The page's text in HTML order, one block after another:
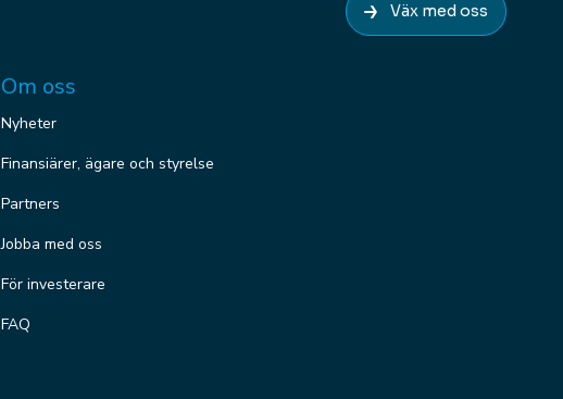
Väx med oss
Om oss
Nyheter
Finansiärer, ägare och styrelse
Partners
Jobba med oss
För investerare
FAQ